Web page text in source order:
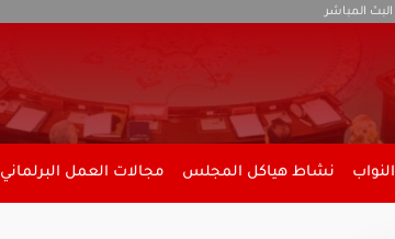
البث المباشر
النواب نشاط هياكل المجلس مجالات العمل البرلماني